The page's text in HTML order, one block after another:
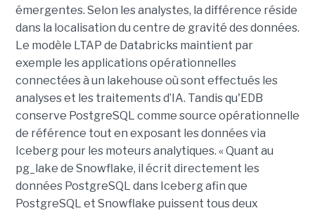
émergentes. Selon les analystes, la différence réside
dans la localisation du centre de gravité des données.
Le modèle LTAP de Databricks maintient par
exemple les applications opérationnelles
connectées à un lakehouse où sont effectués les
analyses et les traitements d’IA. Tandis qu'EDB
conserve PostgreSQL comme source opérationnelle
de référence tout en exposant les données via
Iceberg pour les moteurs analytiques. « Quant au
pg_lake de Snowflake, il écrit directement les
données PostgreSQL dans Iceberg afin que
PostgreSQL et Snowflake puissent tous deux